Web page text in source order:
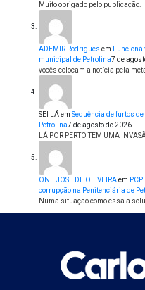
Muito obrigado pelo publicação.
ADEMIR Rodrigues em
municipal de Petrolina7 de
vocês colocam a notícia pela
SEI LÁem Sequência de furtos
Petrolina7 de agosto de 2026
LÁ POR PERTO TEM UMA
ONE JOSE DE OLIVEIRAem
corrupção na Penitenciária de
Numa situação como essa a